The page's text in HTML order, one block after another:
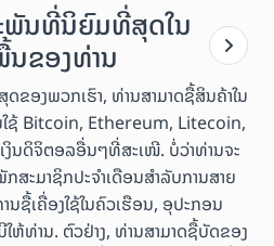
ພັນທີ່ນິຍົມທີ່ສຸດໃນ
ຂອງທ່ານ
ອງພວກເຮົາ, ທ່ານສາມາດຊື້ສິນຄ້າໃນ
ໃຊ້ Bitcoin, Ethereum, Litecoin,
ງິນດິຈິຕອລອື່ນໆທີ່ສະເໜີ. ບໍ່ວ່າທ່ານຈະ
ສະມາຊິກປະຈຳເດືອນສຳລັບການສາຍ
ນຊື້ເຄື່ອງໃຊ້ໃນຄົວເຮືອນ, ອຸປະກອນ
ຫ້ທ່ານ. ຕົວຢ່າງ, ທ່ານສາມາດຊື້ບັດຂອງ